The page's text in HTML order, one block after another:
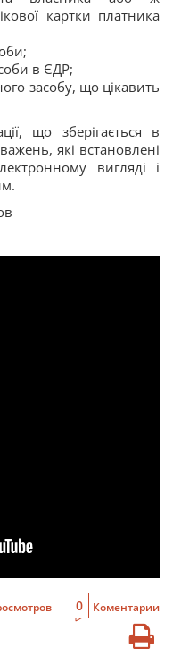
картки платника
в ЄДР;
засобу, що цікавить
що зберігається в
які встановлені
вигляді і
0 Коментарии